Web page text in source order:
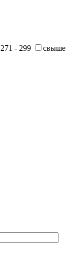
271 - 299
свыше